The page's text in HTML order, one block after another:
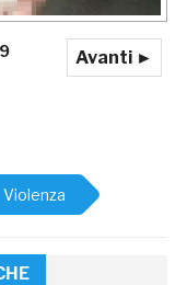
Avanti ►
Violenza